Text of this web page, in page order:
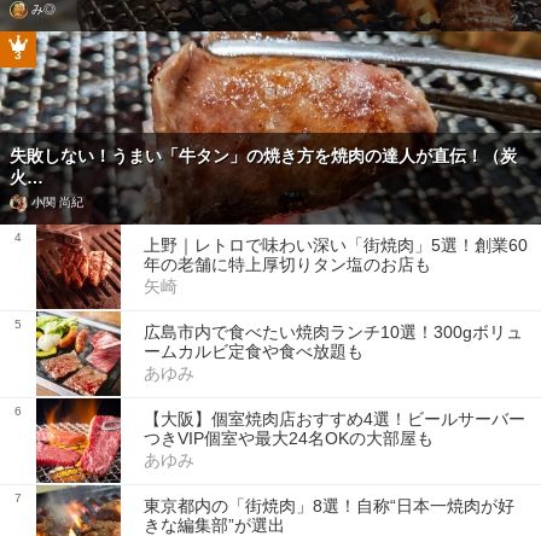
み◎
3
失敗しない！うまい「牛タン」の焼き方を焼肉の達人が直伝！（炭
火…
小関 尚紀
4
上野｜レトロで味わい深い「街焼肉」5選！創業60
年の老舗に特上厚切りタン塩のお店も
矢崎
5
広島市内で食べたい焼肉ランチ10選！300gボリュ
ームカルビ定食や食べ放題も
あゆみ
6
【大阪】個室焼肉店おすすめ4選！ビールサーバー
つきVIP個室や最大24名OKの大部屋も
あゆみ
7
東京都内の「街焼肉」8選！自称“日本一焼肉が好
きな編集部”が選出